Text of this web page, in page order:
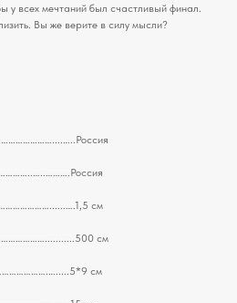
у всех мечтаний был счастливый финал.
Вы же верите в силу мысли?
см
см
см